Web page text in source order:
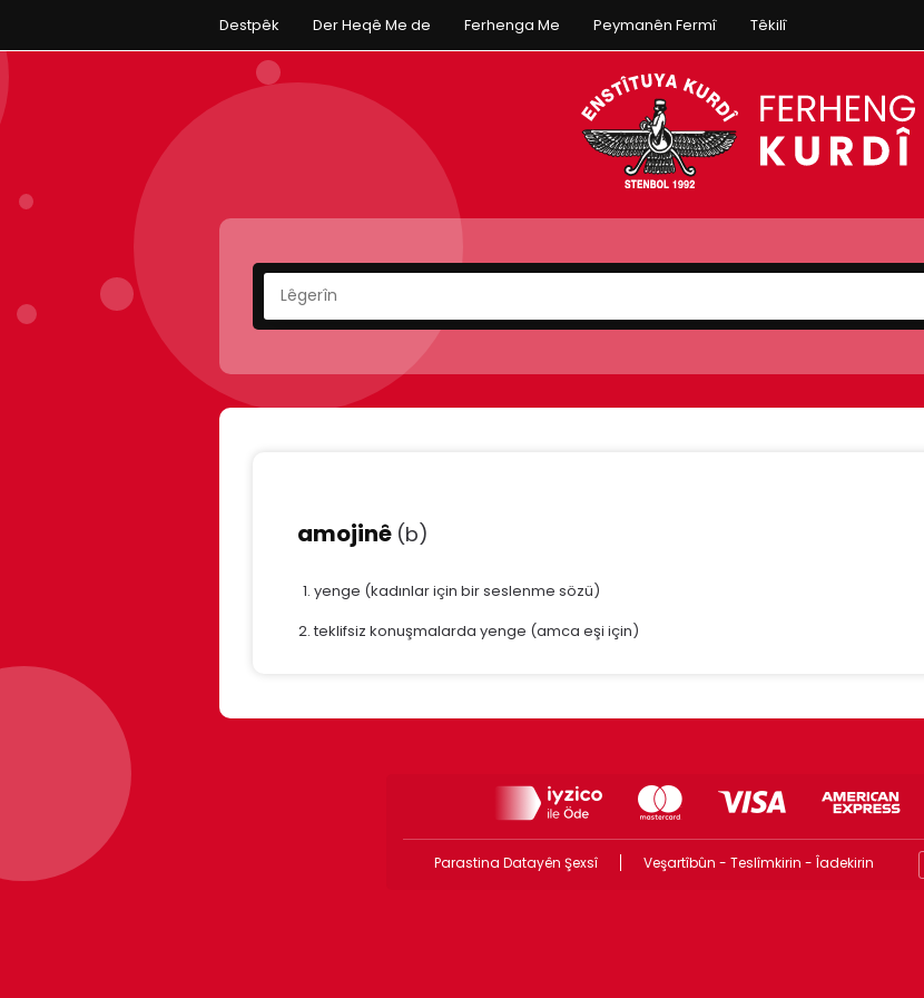
Destpêk Der Heqê Me de Ferhenga Me Peymanên Fermî Têkilî
amojinê (b)
yenge (kadınlar için bir seslenme sözü)
teklifsiz konuşmalarda yenge (amca eşi için)
Parastina Datayên Şexsî Veşartîbûn - Teslîmkirin - Îadekirin